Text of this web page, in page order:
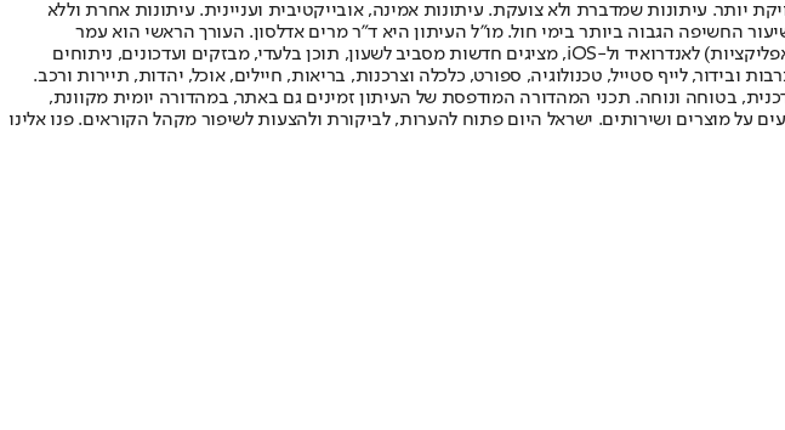
יותר. עיתונות שמדברת ולא צועקת. עיתונות אמינה, אובייקטיבית ועניינית. עיתונות אחרת וללא
2010 הפך "ישראל היום" לעיתון הישראלי בעל שיעור החשיפה הגבוה ביותר בימי חול. מו"ל העיתון היא ד"ר מרים אדלסון. העורך הראשי הוא עמר
לחמנוביץ, והעורך המייסד הוא עמוס רגב. אתרי האינטרנט של "ישראל היום" בעברית ובאנגלית, כמו כן היישומונים (אפליקציות) לאנדרואיד ול-iOS, מציגים חדשות מסביב לשעון, תוכן בלעדי, מבזקים ועדכונים, ניתוחים
ובידור, לייף סטייל, טכנולוגיה, ספורט, כלכלה וצרכנות, בריאות, חיילים, אוכל, יהדות, תיירות ורכב.
בטוחה ונוחה. תכני המהדורה המודפסת של העיתון זמינים גם באתר, במהדורה יומית מקוונת,
על מוצרים ושירותים. ישראל היום פתוח להערות, לביקורת ולהצעות לשיפור מקהל הקוראים. פנו אלינו